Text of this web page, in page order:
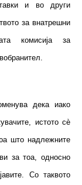
и во други
за внатрешни
комисија за
дека иако
истото сè
што надлежните
за тоа, односно
Со таквото